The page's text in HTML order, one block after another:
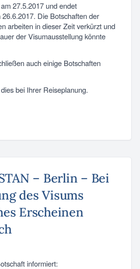
27.5.2017 und endet
Die Botschaften der
arbeiten in dieser Zeit verkürzt und
der Visumausstellung könnte
auch einige Botschaften
bei Ihrer Reiseplanung.
– Berlin – Bei
des Visums
Erscheinen
informiert: